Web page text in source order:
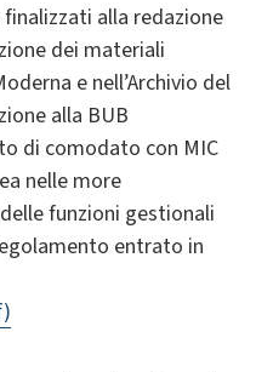
alla redazione
dei materiali
e nell’Archivio del
alla BUB
di comodato con MIC
nelle more
funzioni gestionali
entrato in